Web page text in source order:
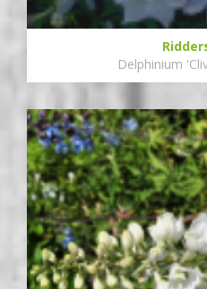
Delphinium